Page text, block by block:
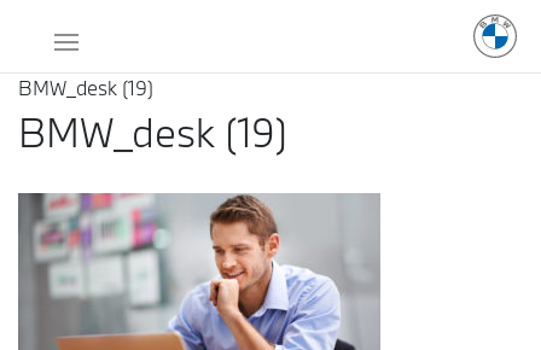
BMW_desk (19)
BMW_desk (19)